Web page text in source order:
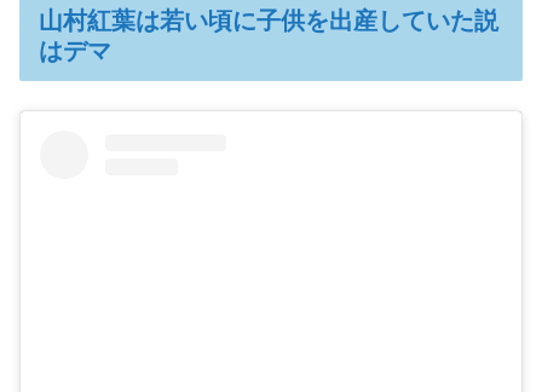
山村紅葉は若い頃に子供を出産していた説
はデマ